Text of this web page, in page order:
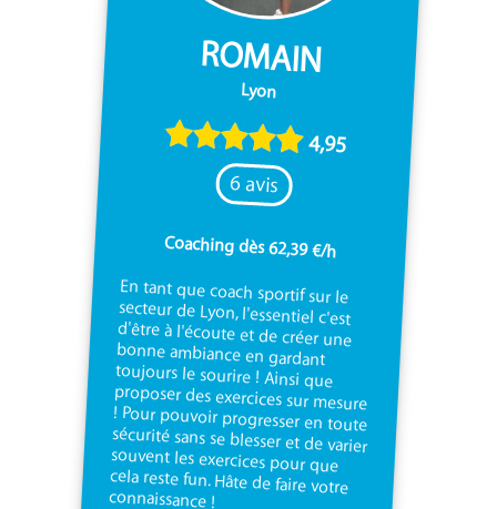
ROMAIN
Lyon
4,95
6 avis
Coaching dès 62,39 €/h
En tant que coach sportif sur le
secteur de Lyon, l'essentiel c'est
d'être à l'écoute et de créer une
bonne ambiance en gardant
toujours le sourire ! Ainsi que
proposer des exercices sur mesure
! Pour pouvoir progresser en toute
sécurité sans se blesser et de varier
souvent les exercices pour que
cela reste fun. Hâte de faire votre
connaissance !